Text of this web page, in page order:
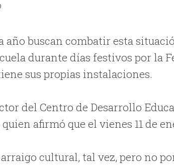
año buscan combatir esta
durante días festivos por la
sus propias instalaciones.
del Centro de Desarrollo
afirmó que el vienes 11 de
cultural, tal vez, pero no